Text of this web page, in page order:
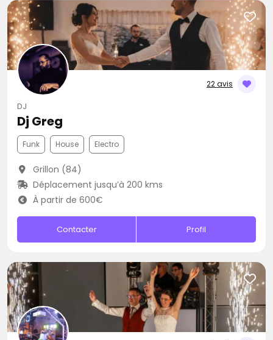
22 avis
DJ
Dj Greg
Funk House Electro
Grillon (84)
Déplacement jusqu’à 200 kms
À partir de 600€
Contacter Profil